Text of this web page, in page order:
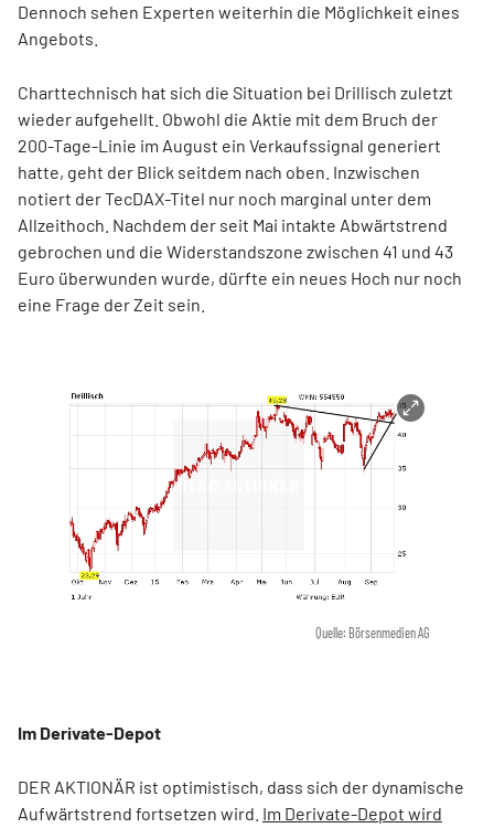
Dennoch sehen Experten weiterhin die Möglichkeit eines
Angebots.
Charttechnisch hat sich die Situation bei Drillisch zuletzt
wieder aufgehellt. Obwohl die Aktie mit dem Bruch der
200-Tage-Linie im August ein Verkaufssignal generiert
hatte, geht der Blick seitdem nach oben. Inzwischen
notiert der TecDAX-Titel nur noch marginal unter dem
Allzeithoch. Nachdem der seit Mai intakte Abwärtstrend
gebrochen und die Widerstandszone zwischen 41 und 43
Euro überwunden wurde, dürfte ein neues Hoch nur noch
eine Frage der Zeit sein.
Quelle: Börsenmedien AG
Im Derivate-Depot
DER AKTIONÄR ist optimistisch, dass sich der dynamische
Aufwärtstrend fortsetzen wird. Im Derivate-Depot wird